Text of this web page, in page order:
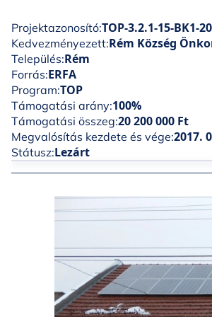
Projektazonosító:TOP-3.2.1-15-BK1-
Kedvezményezett:Rém Község
Település:Rém
Forrás:ERFA
Program:TOP
Támogatási arány:100%
Támogatási összeg:20 200 000 Ft
Megvalósítás kezdete és vége:2017.
Státusz:Lezárt